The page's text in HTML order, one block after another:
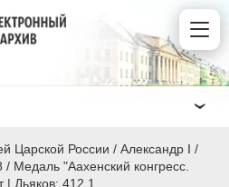
Царской России / Александр I /
/ Медаль "Аахенский конгресс.
| Дьяков: 412.1